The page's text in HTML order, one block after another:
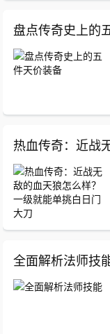
盘点传奇史上的
全面解析法师技